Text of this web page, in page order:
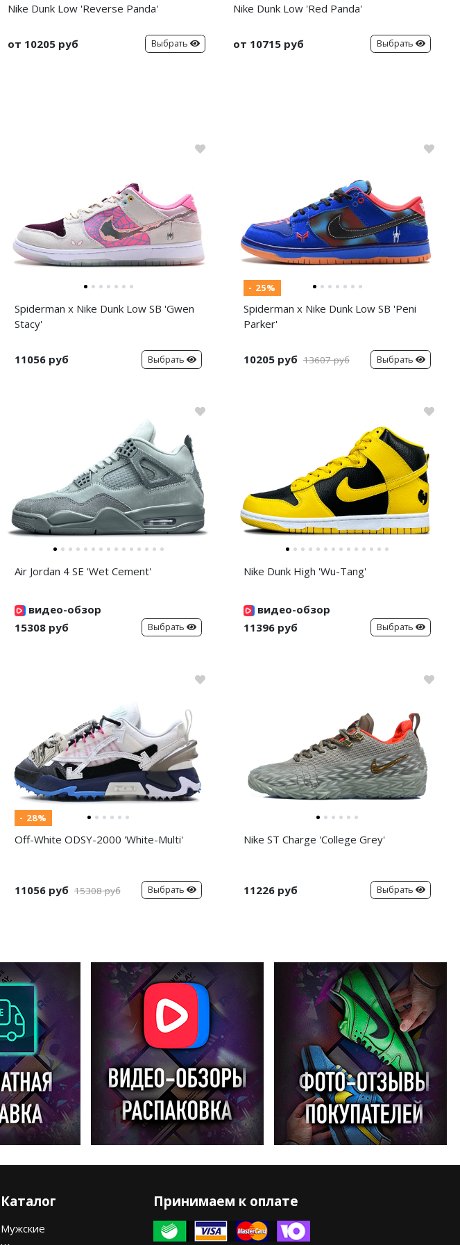
Nike Dunk Low 'Reverse Panda'
от 10205 руб Выбрать
Nike Dunk Low 'Red Panda'
от 10715 руб Выбрать
Spiderman x Nike Dunk Low SB 'Gwen
Stacy'
11056 руб Выбрать
- 25%
Spiderman x Nike Dunk Low SB 'Peni
Parker'
10205 руб 13607 руб Выбрать
Air Jordan 4 SE 'Wet Cement'
видео-обзор
15308 руб
Выбрать
Nike Dunk High 'Wu-Tang'
видео-обзор
11396 руб
Выбрать
- 28%
Off-White ODSY-2000 'White-Multi'
11056 руб 15308 руб Выбрать
Nike ST Charge 'College Grey'
11226 руб Выбрать
Каталог
Мужские
Принимаем к оплате